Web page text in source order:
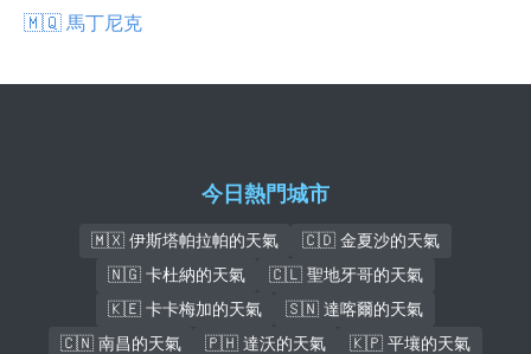
🇲🇶 馬丁尼克
今日熱門城市
🇲🇽 伊斯塔帕拉帕的天氣
🇨🇩 金夏沙的天氣
🇳🇬 卡杜納的天氣
🇨🇱 聖地牙哥的天氣
🇰🇪 卡卡梅加的天氣
🇸🇳 達喀爾的天氣
🇨🇳 南昌的天氣
🇵🇭 達沃的天氣
🇰🇵 平壤的天氣